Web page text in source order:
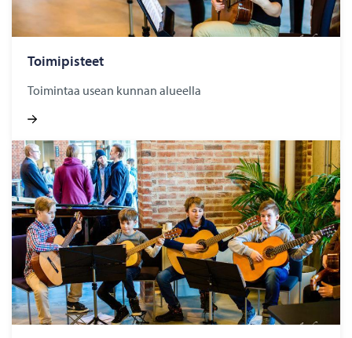
Toimipisteet
Toimintaa usean kunnan alueella